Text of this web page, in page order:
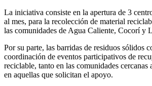
La iniciativa consiste en la apertura de 3
al mes, para la recolección de material
las comunidades de Agua Caliente, Cocorí y
Por su parte, las barridas de residuos sólidos
coordinación de eventos participativos de
reciclable, tanto en las comunidades cercanas
en aquellas que solicitan el apoyo.